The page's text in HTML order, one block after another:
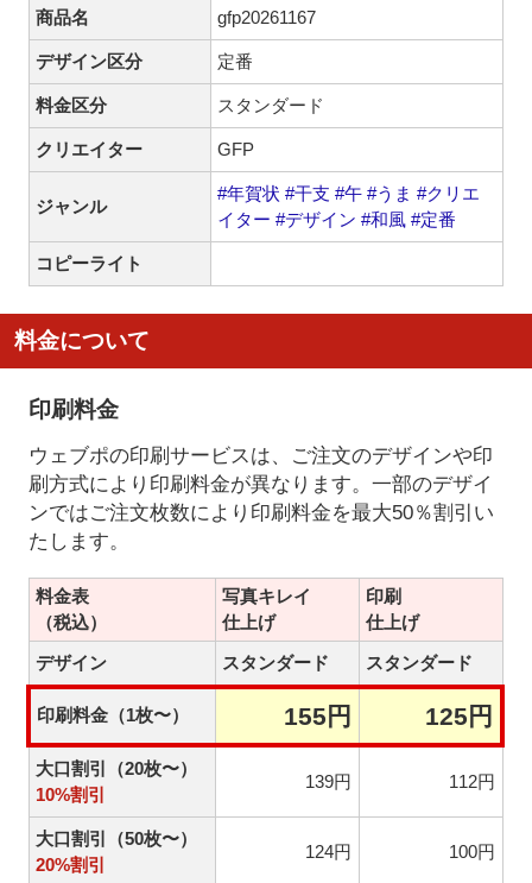
商品名 gfp20261167
デザイン区分 定番
料金区分 スタンダード
クリエイター GFP
ジャンル
#年賀状 #干支 #午 #うま #クリエ
イター #デザイン #和風 #定番
コピーライト
料金について
印刷料金
ウェブポの印刷サービスは、ご注文のデザインや印
刷方式により印刷料金が異なります。一部のデザイ
ンではご注文枚数により印刷料金を最大50％割引い
たします。
料金表
（税込）
写真キレイ
仕上げ
印刷
仕上げ
デザイン
スタンダード スタンダード
印刷料金（1枚〜） 155円 125円
大口割引（20枚〜）
10%割引
139円 112円
大口割引（50枚〜）
20%割引
124円 100円